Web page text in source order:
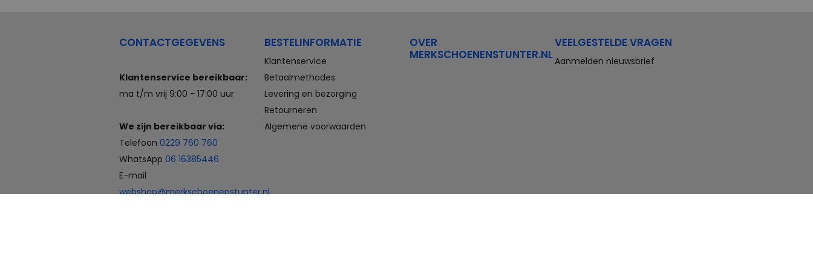
Compleet aanbod outlet
Veterschoenen, sneakers,
slippers, sandalen, instappers,
heren. En laarzen, enkellaarzen,
van Merkschoenenstunter.
CONTACTGEGEVENS
Klantenservice bereikbaar:
ma t/m vrij 9:00 - 17:00 uur
We zijn bereikbaar via:
Telefoon 0229 760 760
WhatsApp 06 16385446
E-mail
webshop@merkschoenenstunter.nl
BESTELINFORMATIE
Klantenservice
Betaalmethodes
Levering en bezorging
Retourneren
Algemene voorwaarden
OVER
MERKSCHOENENSTUNTER.NL
VEELGESTELDE VRAGEN
Aanmelden nieuwsbrief